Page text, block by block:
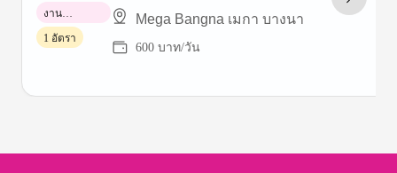
Mega Bangna เมกา บางนา
600 บาท/วัน
งาน
พาร์ทไทม์
1 อัตรา
of